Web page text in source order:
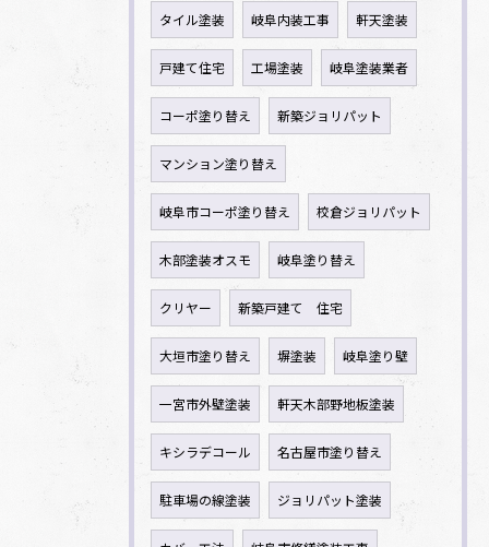
タイル塗装 岐阜内装工事 軒天塗装
戸建て住宅 工場塗装 岐阜塗装業者
コーポ塗り替え 新築ジョリパット
マンション塗り替え
岐阜市コーポ塗り替え 校倉ジョリパット
木部塗装オスモ 岐阜塗り替え
クリヤー 新築戸建て 住宅
大垣市塗り替え 塀塗装 岐阜塗り壁
一宮市外壁塗装 軒天木部野地板塗装
キシラデコール 名古屋市塗り替え
駐車場の線塗装 ジョリパット塗装